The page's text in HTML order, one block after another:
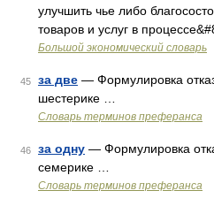
улучшить чье либо
товаров и услуг в
Большой экономический словарь
45 за две — Формулировка
шестерике …
Словарь терминов преферанса
46 за одну — Формулировка
семерике …
Словарь терминов преферанса